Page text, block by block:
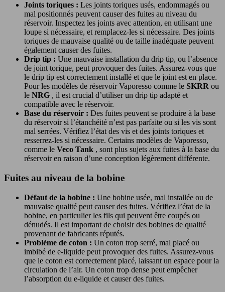
Joints toriques : Les joints toriques usés, endommagés ou
mal positionnés peuvent causer des fuites au niveau du
réservoir. Inspectez les joints avec attention, en utilisant une
loupe si nécessaire, et remplacez-les si nécessaire. Des joints
toriques de mauvaise qualité ou de taille inadéquate peuvent
également causer des fuites.
Drip tip : Une mauvaise installation du drip tip, ou l’absence
de joint torique, peut provoquer des fuites. Assurez-vous que
le drip tip est correctement installé et que le joint est en place.
Pour les modèles de réservoir Vaporesso comme le SKRR ou
le NRG , il est crucial d’utiliser un drip tip adapté et
compatible avec le réservoir.
Base du réservoir : Des fuites peuvent se produire à la base
du réservoir si l’étanchéité n’est pas parfaite ou si les vis sont
mal serrées. Vérifiez l’état des vis et des joints toriques et
resserrez-les si nécessaire. Certains modèles de Vaporesso,
comme le Veco Tank , sont plus sujets aux fuites à la base du
réservoir en raison d’une conception légèrement différente.
Fuites au niveau de la bobine
Défaut de la bobine : Une bobine usée, mal installée ou de
mauvaise qualité peut causer des fuites. Vérifiez l’état de la
bobine, en particulier les fils qui peuvent être coupés ou
dénudés. Il est important de choisir des bobines de qualité
provenant de fabricants réputés.
Problème de coton : Un coton trop serré, mal placé ou
imbibé de e-liquide peut provoquer des fuites. Assurez-vous
que le coton est correctement placé, laissant un espace pour la
circulation de l’air. Un coton trop dense peut empêcher
l’absorption du e-liquide et causer des fuites.